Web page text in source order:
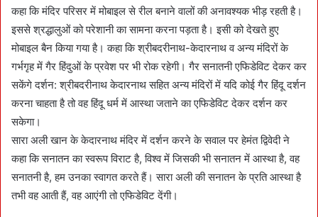
कहा कि मंदिर परिसर में मोबाइल से रील बनाने वालों की अनावश्यक भीड़ रहती है।
इससे श्रद्धालुओं को परेशानी का सामना करना पड़ता है। इसी को देखते हुए
मोबाइल बैन किया गया है। कहा कि श्रीबदरीनाथ-केदारनाथ व अन्य मंदिरों के
गर्भगृह में गैर हिंदुओं के प्रवेश पर भी रोक रहेगी। गैर सनातनी एफिडेविट देकर कर
सकेंगे दर्शन: श्रीबदरीनाथ केदारनाथ सहित अन्य मंदिरों में यदि कोई गैर हिंदू दर्शन
करना चाहता है तो वह हिंदू धर्म में आस्था जताने का एफिडेविट देकर दर्शन कर
सकेगा।
सारा अली खान के केदारनाथ मंदिर में दर्शन करने के सवाल पर हेमंत द्विवेदी ने
कहा कि सनातन का स्वरूप विराट है, विश्व में जिसकी भी सनातन में आस्था है, वह
सनातनी है, हम उनका स्वागत करते हैं। सारा अली की सनातन के प्रति आस्था है
तभी वह आती हैं, वह आएंगी तो एफिडेविट देंगी।